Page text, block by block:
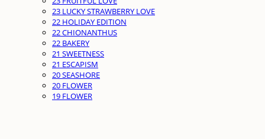
23 LUCKY STRAWBERRY LOVE
22 HOLIDAY EDITION
22 CHIONANTHUS
22 BAKERY
21 SWEETNESS
21 ESCAPISM
20 SEASHORE
20 FLOWER
19 FLOWER